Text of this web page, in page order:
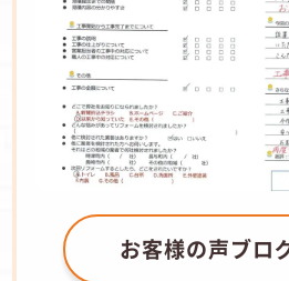
お客様の声ブロ